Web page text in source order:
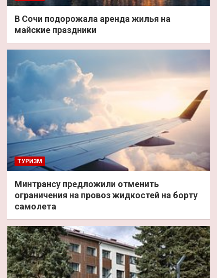
В Сочи подорожала аренда жилья на
майские праздники
ТУРИЗМ
Минтрансу предложили отменить
ограничения на провоз жидкостей на борту
самолета